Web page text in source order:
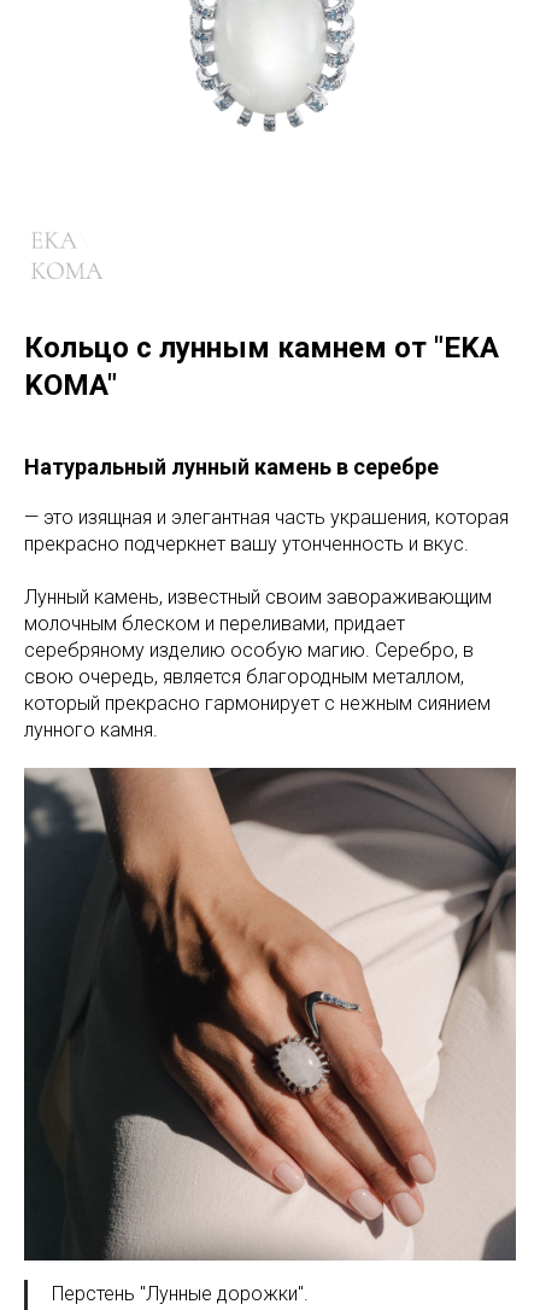
Кольцо с лунным камнем от "EKA
KOMA"
Натуральный лунный камень в серебре
— это изящная и элегантная часть украшения, которая
прекрасно подчеркнет вашу утонченность и вкус.
Лунный камень, известный своим завораживающим
молочным блеском и переливами, придает
серебряному изделию особую магию. Серебро, в
свою очередь, является благородным металлом,
который прекрасно гармонирует с нежным сиянием
лунного камня.
Перстень "Лунные дорожки".